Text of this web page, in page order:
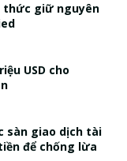
thức giữ nguyên
USD cho
sàn giao dịch tài
để chống lừa